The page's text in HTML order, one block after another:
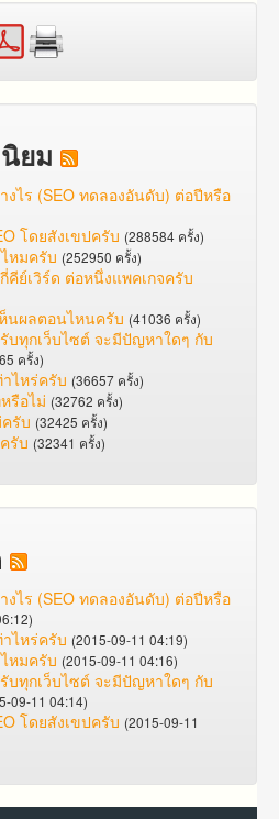
ยม
งไร (SEO ทดลองอันดับ) ต่อปีหรือ
โดยสังเขปครับ (288584 ครั้ง)
หมครับ (252950 ครั้ง)
คีย์เวิร์ด ต่อหนึ่งแพคเกจครับ
นผลตอนไหนครับ (41036 ครั้ง)
บทุกเว็บไซต์ จะมีปัญหาใดๆ กับ
ครั้ง)
ไหร่ครับ (36657 ครั้ง)
รือไม่ (32762 ครั้ง)
รับ (32425 ครั้ง)
รับ (32341 ครั้ง)
งไร (SEO ทดลองอันดับ) ต่อปีหรือ
ไหร่ครับ (2015-09-11 04:19)
หมครับ (2015-09-11 04:16)
บทุกเว็บไซต์ จะมีปัญหาใดๆ กับ
09-11 04:14)
โดยสังเขปครับ (2015-09-11